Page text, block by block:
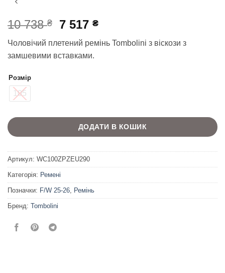
10 738₴
Оригінальна
ціна:
10
738 ₴.
7 517₴Поточна
7
Чоловічий плетений ремінь Tombolini з віскози з
замшевими вставками.
Розмір
105
ДОДАТИ В КОШИК
Артикул: WC100ZPZEU290
Категорія: Ремені
Позначки: F/W 25-26 Ремінь
Бренд: Tombolini